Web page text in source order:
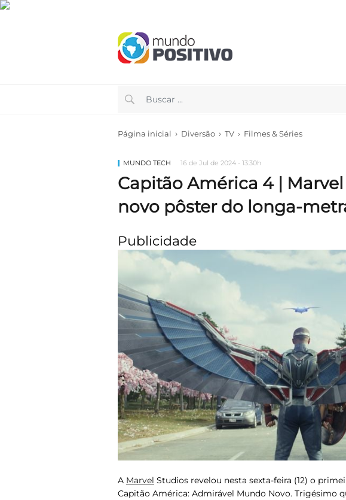
Página inicial › Diversão › TV › Filmes & Séries
MUNDO TECH 16 de Jul de 2024 - 13:30h
Capitão América 4 |
novo pôster do longa-
Publicidade
A Marvel Studios revelou nesta sexta-feira (12) o
Capitão América: Admirável Mundo Novo. Trigésimo